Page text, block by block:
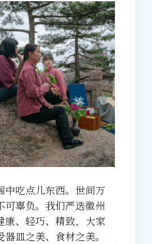
中吃点儿东西。世间万
可辜负。我们严选徽州
康、轻巧、精致，大家
皿之美、食材之美。